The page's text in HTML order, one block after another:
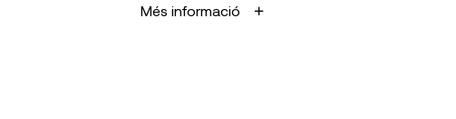
Més informació